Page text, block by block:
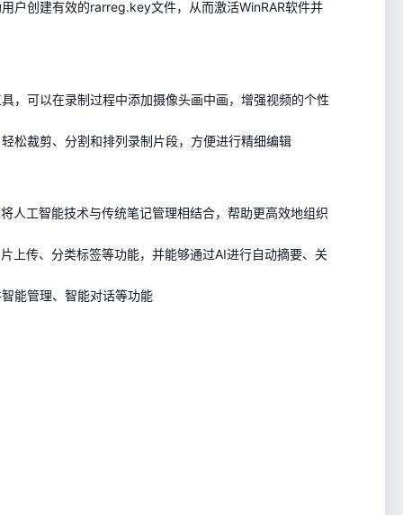
户创建有效的rarreg.key文件，从而激活WinRAR软件并
，可以在录制过程中添加摄像头画中画，增强视频的个性
松裁剪、分割和排列录制片段，方便进行精细编辑
人工智能技术与传统笔记管理相结合，帮助更高效地组织
上传、分类标签等功能，并能够通过AI进行自动摘要、关
能管理、智能对话等功能